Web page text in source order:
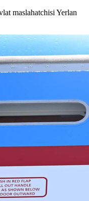
maslahatchisi Yerlan